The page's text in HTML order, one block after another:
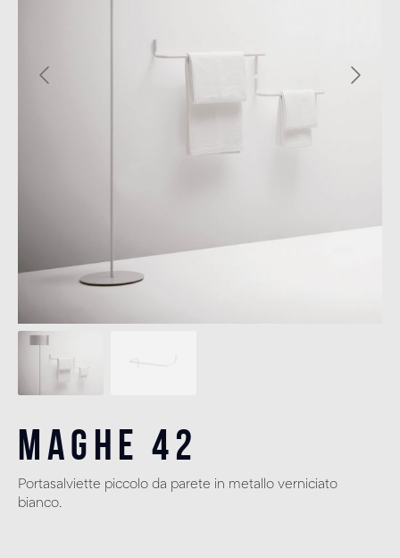
Maghe 42
Portasalviette piccolo da parete in metallo verniciato
bianco.